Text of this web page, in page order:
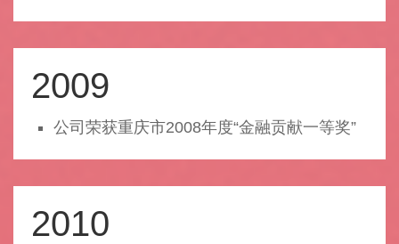
2009
公司荣获重庆市2008年度“金融贡献一等奖”
2010